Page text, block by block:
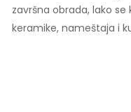
završna obrada, lako
keramike, nameštaja i